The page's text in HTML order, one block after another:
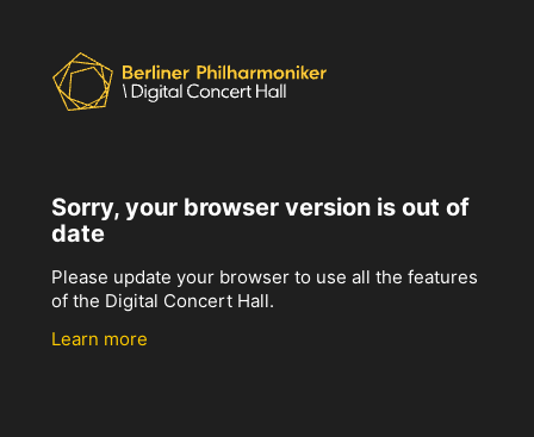
Sorry, your browser version is out of
date
Please update your browser to use all the features
of the Digital Concert Hall.
Learn more